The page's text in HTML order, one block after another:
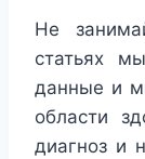
Не
статьях
данные и
области
диагноз и